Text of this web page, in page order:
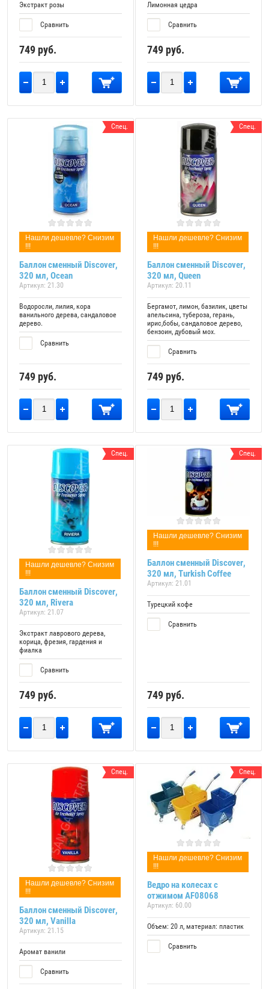
Экстракт розы
Сравнить
749 руб.
Лимонная цедра
Сравнить
749 руб.
Спец.
Нашли дешевле? Снизим
!!!
Баллон сменный Discover,
320 мл, Ocean
Артикул: 21.30
Водоросли, лилия, кора
ванильного дерева, сандаловое
дерево.
Сравнить
749 руб.
Спец.
Нашли дешевле? Снизим
!!!
Баллон сменный Discover,
320 мл, Queen
Артикул: 20.11
Бергамот, лимон, базилик, цветы
апельсина, тубероза, герань,
ирис,бобы, сандаловое дерево,
бензоин, дубовый мох.
Сравнить
749 руб.
Спец.
Нашли дешевле? Снизим
!!!
Баллон сменный Discover,
320 мл, Rivera
Артикул: 21.07
Экстракт лаврового дерева,
корица, фрезия, гардения и
фиалка
Сравнить
749 руб.
Спец.
Нашли дешевле? Снизим
!!!
Баллон сменный Discover,
320 мл, Turkish Coffee
Артикул: 21.01
Турецкий кофе
Сравнить
749 руб.
Спец.
Нашли дешевле? Снизим
!!!
Баллон сменный Discover,
320 мл, Vanilla
Артикул: 21.15
Аромат ванили
Сравнить
Спец.
Нашли дешевле? Снизим
!!!
Ведро на колесах с
отжимом AF08068
Артикул: 60.00
Объем: 20 л, материал: пластик
Сравнить